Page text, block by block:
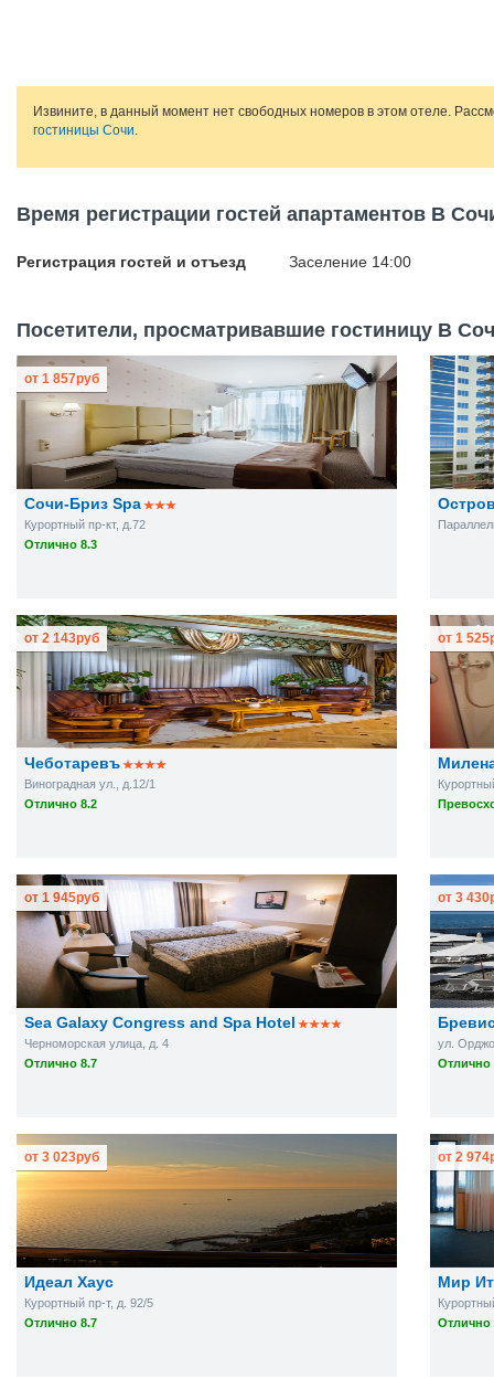
Извините, в данный момент нет свободных номеров в этом отеле.
гостиницы Сочи.
Время регистрации гостей апартаментов В
Регистрация гостей и отъезд Заселение 14:00
Посетители, просматривавшие гостиницу В
Сочи-Бриз Spa
Курортный пр-кт, д.72
Отлично 8.3
от 1 857руб
Чеботаревъ
Виноградная ул., д.12/1
Отлично 8.2
от 2 143руб от 1 525
Sea Galaxy Congress and Spa Hotel
Черноморская улица, д. 4
Отлично 8.7
от 1 945руб
ул.
Отлично
от 3 430
Идеал Хаус
Курортный пр-т, д. 92/5
Отлично 8.7
от 3 023руб
Мир Ит
Отлично
от 2 974